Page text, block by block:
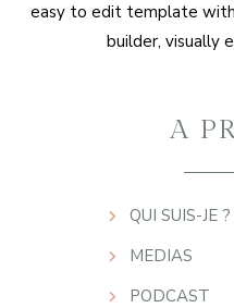
easy to edit template
builder, visually
A
QUI SUIS-JE ?
MEDIAS
PODCAST